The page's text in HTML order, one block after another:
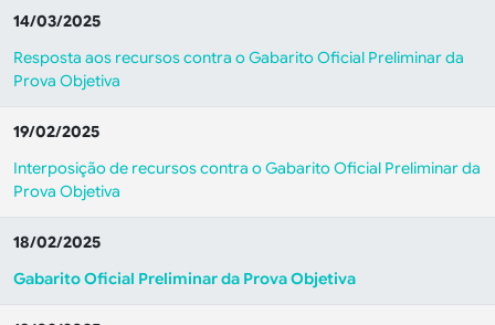
14/03/2025
Resposta aos recursos contra o Gabarito Oficial Preliminar da
Prova Objetiva
19/02/2025
Interposição de recursos contra o Gabarito Oficial Preliminar da
Prova Objetiva
18/02/2025
Gabarito Oficial Preliminar da Prova Objetiva